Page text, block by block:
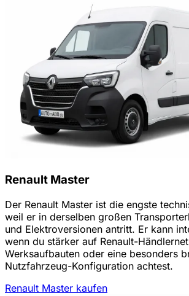
Renault Master
Der Renault Master ist die engste
weil er in derselben großen
und Elektroversionen antritt. Er kann
wenn du stärker auf Renault-
Werksaufbauten oder eine besonders
Nutzfahrzeug-Konfiguration achtest.
Renault Master kaufen